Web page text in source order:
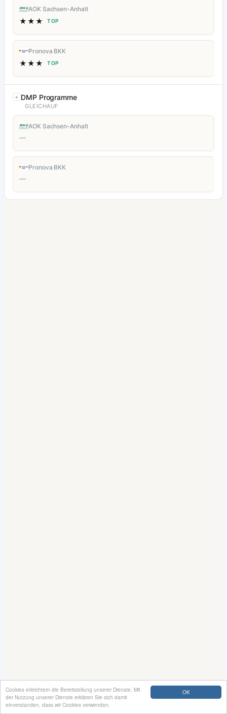
OK
Cookies erleichtern die Bereitstellung unserer Dienste. Mit
der Nutzung unserer Dienste erklären Sie sich damit
einverstanden, dass wir Cookies verwenden.
AOK Sachsen-Anhalt
★★★ TOP
Pronova BKK
★★★ TOP
DMP Programme
GLEICHAUF
AOK Sachsen-Anhalt
—
Pronova BKK
—